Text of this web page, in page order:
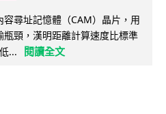
尋址記憶體（CAM）晶片，用
頸，漢明距離計算速度比標準
...
閱讀全文